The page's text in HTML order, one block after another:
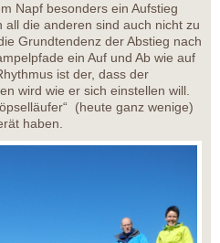
Napf besonders ein Aufstieg
die anderen sind auch nicht zu
Grundtendenz der Abstieg nach
ein Auf und Ab wie auf
ist der, dass der
wird wie er sich einstellen will.
(heute ganz wenige)
haben.